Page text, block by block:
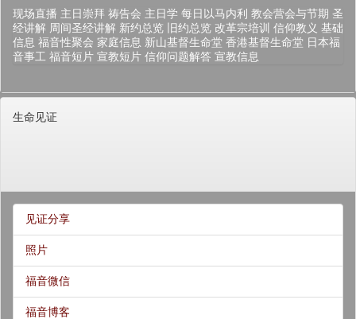
现场直播 主日崇拜 祷告会 主日学 每日以马内利 教会营会与节期 圣
经讲解 周间圣经讲解 新约总览 旧约总览 改革宗培训 信仰教义 基础
信息 福音性聚会 家庭信息 新山基督生命堂 香港基督生命堂 日本福
音事工 福音短片 宣教短片 信仰问题解答 宣教信息
生命见证
见证分享
照片
福音微信
福音博客